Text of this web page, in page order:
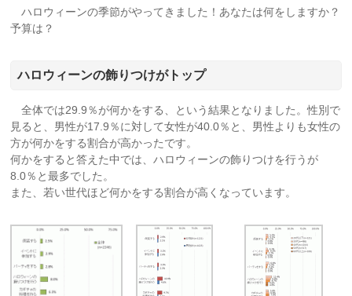
ハロウィーンの季節がやってきました！あなたは何をしますか？
予算は？
ハロウィーンの飾りつけがトップ
全体では29.9％が何かをする、という結果となりました。性別で
見ると、男性が17.9％に対して女性が40.0％と、 男性よりも女性の
方が何かをする割合が高かったです。
何かをすると答えた中では、ハロウィーンの飾りつけを行うが
8.0％と最多でした。
また、若い世代ほど何かをする割合が高くなっています。